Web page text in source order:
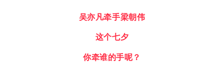
吴亦凡牵手梁朝伟
这个七夕
你牵谁的手呢？